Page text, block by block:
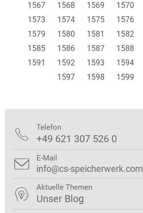
1567
1568 1569 1570
1573
1574 1575 1576
1579
1580 1581 1582
1585
1586 1587 1588
1591
1592 1593 1594
1597
1598 1599
 Telefon
+49 621 307 526 0
 E-Mail
info@cs-speicherwerk.com
 Aktuelle Themen
Unser Blog